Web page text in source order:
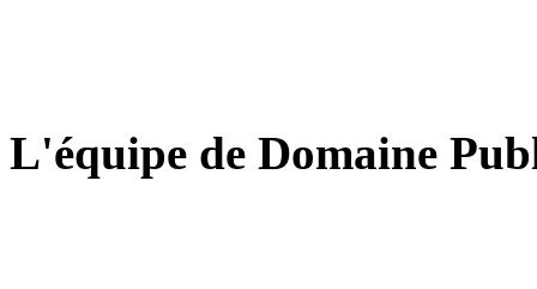
L'équipe de Domaine